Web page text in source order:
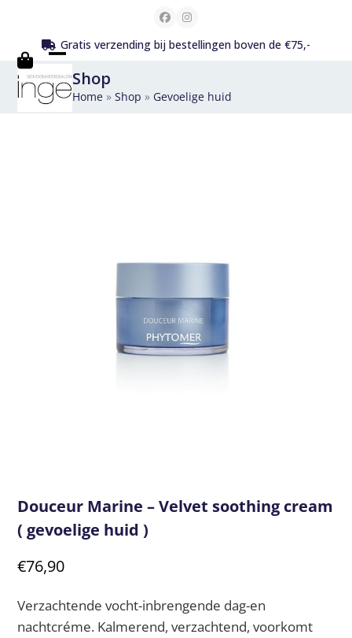
content
FacebookInstagram
Gratis verzending bij bestellingen boven de €75,-
Open
mobile
Close
mobile
Shop
Home »Shop » Gevoelige huid
Douceur Marine – Velvet soothing cream
( gevoelige huid )
€76,90
Verzachtende vocht-inbrengende dag-en
nachtcréme. Kalmerend, verzachtend, voorkomt